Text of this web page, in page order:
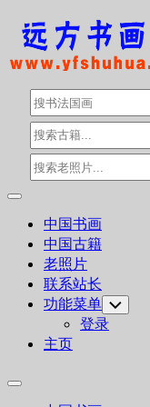
Skip
content
Expand
中国书画
中国古籍
老照片
联系站长
功能菜单 Toggle
Child
Menu
登录
主页
Expand